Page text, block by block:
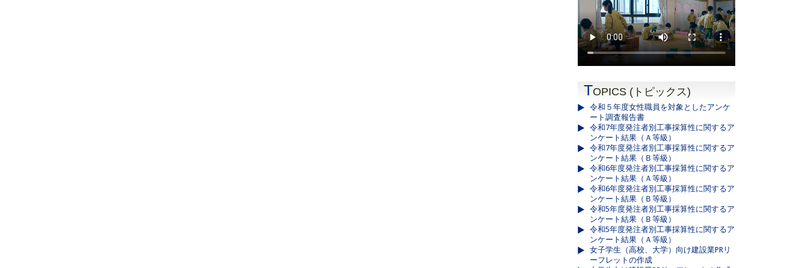
TOPICS (トピックス)
令和５年度女性職員を対象としたアンケ
ート調査報告書
令和7年度発注者別工事採算性に関するア
ンケート結果（Ａ等級）
令和7年度発注者別工事採算性に関するア
ンケート結果（Ｂ等級）
令和6年度発注者別工事採算性に関するア
ンケート結果（Ａ等級）
令和6年度発注者別工事採算性に関するア
ンケート結果（Ｂ等級）
令和5年度発注者別工事採算性に関するア
ンケート結果（Ｂ等級）
令和5年度発注者別工事採算性に関するア
ンケート結果（Ａ等級）
女子学生（高校、大学）向け建設業PRリ
ーフレットの作成